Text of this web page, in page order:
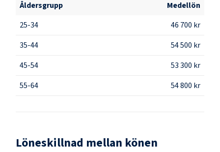
Åldersgrupp
Medellön
25-34
46 700 kr
35-44
54 500 kr
45-54
53 300 kr
55-64
54 800 kr
Löneskillnad mellan könen